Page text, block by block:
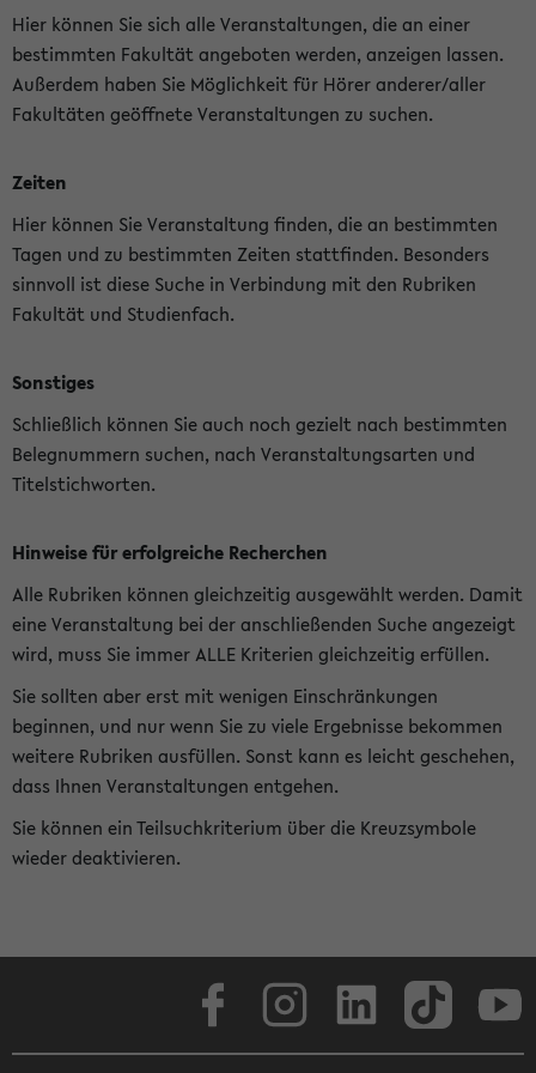
Hier können Sie sich alle Veranstaltungen, die an einer
bestimmten Fakultät angeboten werden, anzeigen lassen.
Außerdem haben Sie Möglichkeit für Hörer anderer/aller
Fakultäten geöffnete Veranstaltungen zu suchen.
Zeiten
Hier können Sie Veranstaltung finden, die an bestimmten
Tagen und zu bestimmten Zeiten stattfinden. Besonders
sinnvoll ist diese Suche in Verbindung mit den Rubriken
Fakultät und Studienfach.
Sonstiges
Schließlich können Sie auch noch gezielt nach bestimmten
Belegnummern suchen, nach Veranstaltungsarten und
Titelstichworten.
Hinweise für erfolgreiche Recherchen
Alle Rubriken können gleichzeitig ausgewählt werden. Damit
eine Veranstaltung bei der anschließenden Suche angezeigt
wird, muss Sie immer ALLE Kriterien gleichzeitig erfüllen.
Sie sollten aber erst mit wenigen Einschränkungen
beginnen, und nur wenn Sie zu viele Ergebnisse bekommen
weitere Rubriken ausfüllen. Sonst kann es leicht geschehen,
dass Ihnen Veranstaltungen entgehen.
Sie können ein Teilsuchkriterium über die Kreuzsymbole
wieder deaktivieren.